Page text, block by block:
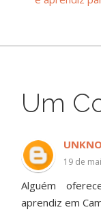
Um
19 de
Alguém
aprendiz em